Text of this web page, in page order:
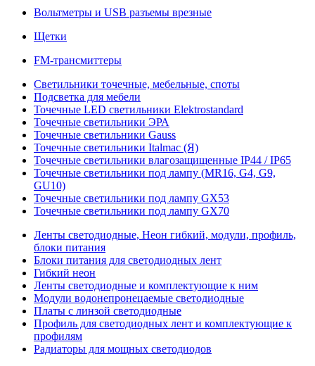
Вольтметры и USB разъемы врезные
Щетки
FM-трансмиттеры
Светильники точечные, мебельные, споты
Подсветка для мебели
Точечные LED светильники Elektrostandard
Точечные светильники ЭРА
Точечные светильники Gauss
Точечные светильники Italmac (Я)
Точечные светильники влагозащищенные IP44 / IP65
Точечные светильники под лампу (MR16, G4, G9,
GU10)
Точечные светильники под лампу GX53
Точечные светильники под лампу GX70
Ленты светодиодные, Неон гибкий, модули, профиль,
блоки питания
Блоки питания для светодиодных лент
Гибкий неон
Ленты светодиодные и комплектующие к ним
Модули водонепронецаемые светодиодные
Платы с линзой светодиодные
Профиль для светодиодных лент и комплектующие к
профилям
Радиаторы для мощных светодиодов